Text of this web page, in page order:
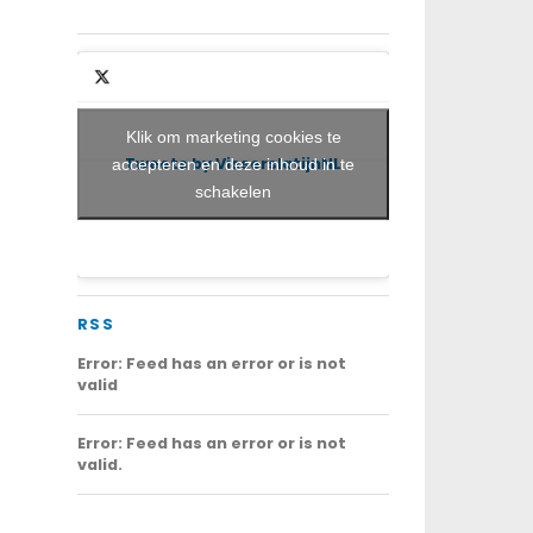
Tweets by VisserslatijnNL
Klik om marketing cookies te
accepteren en deze inhoud in te
schakelen
RSS
Error: Feed has an error or is not
valid
Error: Feed has an error or is not
valid.